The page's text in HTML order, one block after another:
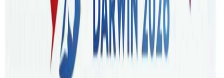
मध्ये ब्रिजवेन र होबार्टमा हुने तिज कार्यक्रम अझ विशेष छन् । पशुपति
शर्मा, कला लम्साल, बिन्दु पौडेल र अमृत सापकोटा सहभागी हुने तिज
विशेष यी दुइ कार्यक्रमले ब्रिजवेनमा बन्न लागेको सामुदायिक केन्द्रलाई
सहयोग गर्ने जनाएको छ ।
ब्रिजवेनमा कुइन्सल्याण्ड नेपलिज कल्चरल सेन्टर क्युएनसिसिले